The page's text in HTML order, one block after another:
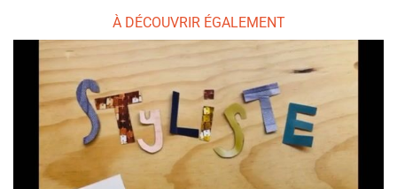
À DÉCOUVRIR ÉGALEMENT